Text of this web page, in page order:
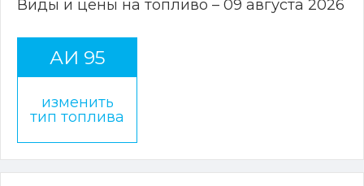
Виды и цены на топливо – 09 августа 2026
АИ 95
изменить
тип топлива